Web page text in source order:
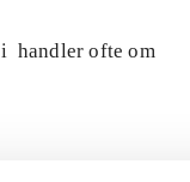
handler ofte om